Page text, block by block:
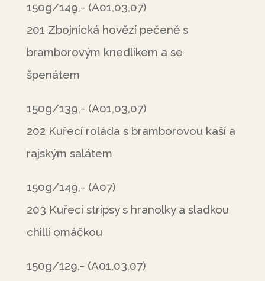
150g/149,- (A01,03,07)
201 Zbojnická hovězí pečeně s
bramborovým knedlíkem a se
špenátem
150g/139,- (A01,03,07)
202 Kuřecí roláda s bramborovou kaší a
rajským salátem
150g/149,- (A07)
203 Kuřecí stripsy s hranolky a sladkou
chilli omáčkou
150g/129,- (A01,03,07)